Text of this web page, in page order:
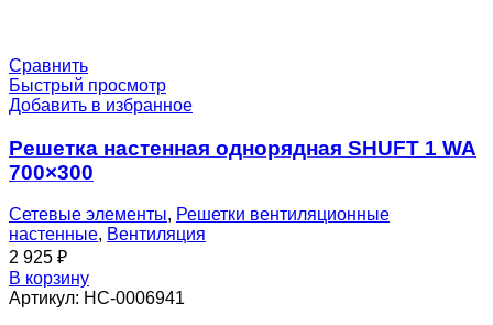
Сравнить
Быстрый просмотр
Добавить в избранное
Решетка настенная однорядная SHUFT 1 WA
700×300
Сетевые элементы, Решетки вентиляционные
настенные, Вентиляция
2 925 ₽
В корзину
Артикул: НС-0006941